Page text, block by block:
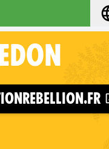
- Home
on